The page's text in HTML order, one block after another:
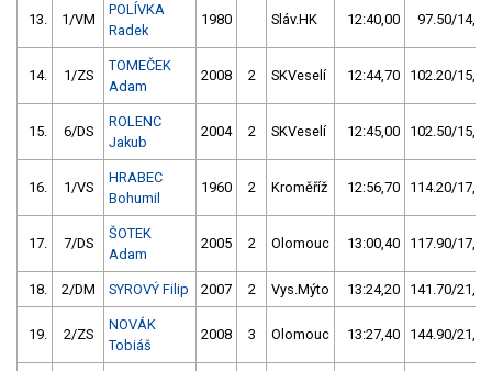
13. 1/VM
POLÍVKA
Radek
1980 Sláv.HK 12:40,00 97.50/14,7
14. 1/ZS
TOMEČEK
Adam
2008 2 SKVeselí 12:44,70 102.20/15,4
15. 6/DS
ROLENC
Jakub
2004 2 SKVeselí 12:45,00 102.50/15,5
16. 1/VS
HRABEC
Bohumil
1960 2 Kroměříž 12:56,70 114.20/17,2
17. 7/DS
ŠOTEK
Adam
2005 2 Olomouc 13:00,40 117.90/17,8
18. 2/DM SYROVÝ Filip 2007 2 Vys.Mýto 13:24,20 141.70/21,4
19. 2/ZS
NOVÁK
Tobiáš
2008 3 Olomouc 13:27,40 144.90/21,9